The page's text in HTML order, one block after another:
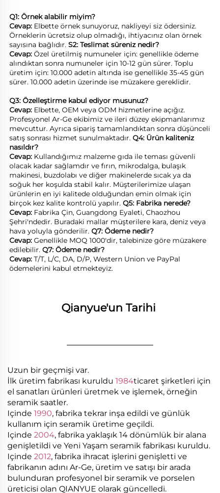
Q1: Örnek alabilir miyim?
Cevap: Elbette örnek sunuyoruz, nakliyeyi siz ödersiniz.
Örneklerin ücretsiz olup olmadığı, ihtiyacınız olan örnek
sayısına bağlıdır. S2: Teslimat süreniz nedir?
Cevap: Özel üretilmiş numuneler için: genellikle ödeme
alındıktan sonra numuneler için 10-12 gün sürer. Toplu
üretim için: 10.000 adetin altında ise genellikle 35-45 gün
sürer. 10.000 adetin üzerinde ise müzakere gereklidir.
Q3: Özelleştirme kabul ediyor musunuz?
Cevap: Elbette, OEM veya ODM hizmetlerine açığız.
Profesyonel Ar-Ge ekibimiz ve ileri düzey ekipmanlarımız
mevcuttur. Ayrıca sipariş tamamlandıktan sonra düşünceli
satış sonrası hizmet sunulmaktadır. Q4: Ürün kaliteniz
nasıldır?
Cevap: Kullandığımız malzeme gıda ile teması güvenli
olacak kadar sağlamdır ve fırın, mikrodalga, bulaşık
makinesi, buzdolabı ve diğer makinelerde sıcak ya da
soğuk her koşulda stabil kalır. Müşterilerimize ulaşan
ürünlerin en iyi kalitede olduğundan emin olmak için
birçok kez kalite kontrolü yapılır. Q5: Fabrika nerede?
Cevap: Fabrika Çin, Guangdong Eyaleti, Chaozhou
Şehri'ndedir. Buradaki mallar müşterilere kara, deniz veya
hava yoluyla gönderilir. Q7: Ödeme nedir?
Cevap: Genellikle MOQ 1000'dir, talebinize göre müzakere
edilebilir. Q7: Ödeme nedir?
Cevap: T/T, L/C, DA, D/P, Western Union ve PayPal
ödemelerini kabul etmekteyiz.
Qianyue'un Tarihi
Uzun bir geçmişi var.
İlk üretim fabrikası kuruldu 1984ticaret şirketleri için
el sanatları ürünleri üretmek ve işlemek, örneğin
seramik saatler.
Içinde 1990, fabrika tekrar inşa edildi ve günlük
kullanım için seramik üretime geçildi.
Içinde 2004, fabrika yaklaşık 14 dönümlük bir alana
genişletildi ve Yeni Yaşam seramik fabrikası kuruldu.
Içinde 2012, fabrika ihracat işlerini genişletti ve
fabrikanın adını Ar-Ge, üretim ve satışı bir arada
bulunduran profesyonel bir seramik ve porselen
üreticisi olan QIANYUE olarak güncelledi.